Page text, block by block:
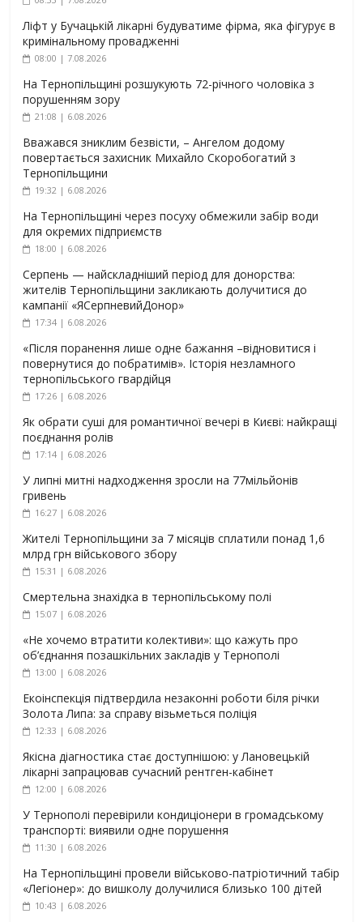
Ліфт у Бучацькій лікарні будуватиме фірма, яка фігурує в
кримінальному провадженні
08:00 | 7.08.2026
На Тернопільщині розшукують 72-річного чоловіка з
порушенням зору
21:08 | 6.08.2026
Вважався зниклим безвісти, – Ангелом додому
повертається захисник Михайло Скоробогатий з
Тернопільщини
19:32 | 6.08.2026
На Тернопільщині через посуху обмежили забір води
для окремих підприємств
18:00 | 6.08.2026
Серпень — найскладніший період для донорства:
жителів Тернопільщини закликають долучитися до
кампанії «ЯСерпневийДонор»
17:34 | 6.08.2026
«Після поранення лише одне бажання –відновитися і
повернутися до побратимів». Історія незламного
тернопільського гвардійця
17:26 | 6.08.2026
Як обрати суші для романтичної вечері в Києві: найкращі
поєднання ролів
17:14 | 6.08.2026
У липні митні надходження зросли на 77мільйонів
гривень
16:27 | 6.08.2026
Жителі Тернопільщини за 7 місяців сплатили понад 1,6
млрд грн військового збору
15:31 | 6.08.2026
Смертельна знахідка в тернопільському полі
15:07 | 6.08.2026
«Не хочемо втратити колективи»: що кажуть про
об’єднання позашкільних закладів у Тернополі
13:00 | 6.08.2026
Екоінспекція підтвердила незаконні роботи біля річки
Золота Липа: за справу візьметься поліція
12:33 | 6.08.2026
Якісна діагностика стає доступнішою: у Лановецькій
лікарні запрацював сучасний рентген-кабінет
12:00 | 6.08.2026
У Тернополі перевірили кондиціонери в громадському
транспорті: виявили одне порушення
11:30 | 6.08.2026
На Тернопільщині провели військово-патріотичний табір
«Легіонер»: до вишколу долучилися близько 100 дітей
10:43 | 6.08.2026